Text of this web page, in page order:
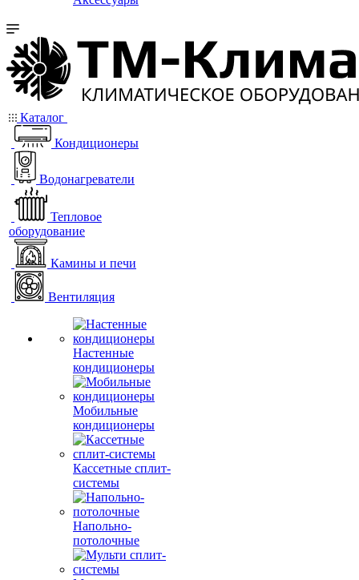
Каталог
Кондиционеры
Водонагреватели
Тепловое
оборудование
Камины и печи
Вентиляция
Настенные
кондиционеры
Мобильные
кондиционеры
Кассетные сплит-
системы
Напольно-
потолочные